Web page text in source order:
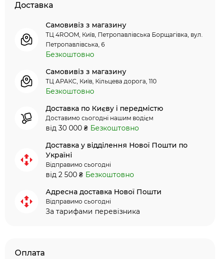
Доставка
Самовивіз з магазину
ТЦ 4ROOM, Київ, Петропавлівська Борщагівка, вул.
Петропавлівська, 6
Безкоштовно
Самовивіз з магазину
ТЦ АРАКС, Київ, Кільцева дорога, 110
Безкоштовно
Доставка по Києву і передмістю
Доставимо сьогодні нашим водієм
від 30 000 ₴ Безкоштовно
Доставка у відділення Нової Пошти по
Україні
Відправимо сьогодні
від 2 500 ₴ Безкоштовно
Адресна доставка Нової Пошти
Відправимо сьогодні
За тарифами перевізника
Оплата